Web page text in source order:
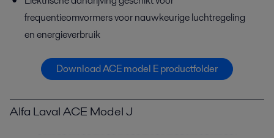
frequentieomvormers voor nauwkeurige luchtregeling
en energieverbruik
Download ACE model E productfolder
Alfa Laval ACE Model J